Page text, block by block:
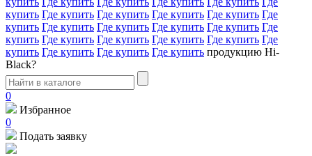
купить Где купить Где купить Где купить Где купить Где
купить Где купить Где купить Где купить Где купить Где
купить Где купить Где купить Где купить Где купить Где
купить Где купить Где купить Где купить продукцию Hi-
Black?
0
Избранное
0
Подать заявку